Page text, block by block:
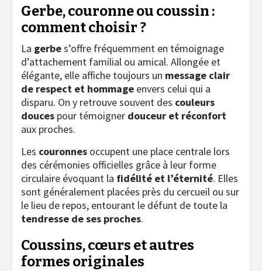
Gerbe, couronne ou coussin :
comment choisir ?
La gerbes’offre fréquemment en témoignage
d’attachement familial ou amical. Allongée et
élégante, elle affiche toujours un message clair
de respect et hommage envers celui qui a
disparu. On y retrouve souvent des couleurs
douces pour témoigner douceur et réconfort
aux proches.
Les couronnes occupent une place centrale lors
des cérémonies officielles grâce à leur forme
circulaire évoquant la fidélité et l’éternité. Elles
sont généralement placées près du cercueil ou sur
le lieu de repos, entourant le défunt de toute la
tendresse de ses proches.
Coussins, cœurs et autres
formes originales